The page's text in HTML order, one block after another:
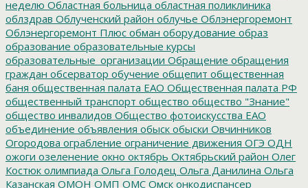
неделю Областная больница областная поликлиника
облздрав Облученский район облучье Облэнергоремонт
Облэнергоремонт Плюс обман оборудование образ
образование образовательные курсы
образовательные_организации Обращение обращения
граждан обсерватор обучение общепит общественная
баня общественная палата ЕАО Общественная палата РФ
общественный транспорт общество общество "Знание"
общество инвалидов Общество фотоискусства ЕАО
объединение объявления обыск обыски Овчинников
Огородова ограбление ограничение движения ОГЭ ОДН
ожоги озеленение окно октябрь Октябрьский район Олег
Костюк олимпиада Ольга Голодец Ольга Данилина Ольга
Казанская ОМОН ОМП ОМС Омск онкодиспансер